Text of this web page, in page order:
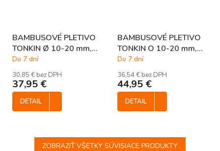
BAMBUSOVÉ PLETIVO
TONKIN Ø 10-20 mm,
š.180 x v.100 cm
Do 7 dní
30,85 € bez DPH
37,95 €
DETAIL
BAMBUSOVÉ PLETIVO
TONKIN O 10-20 mm,
180 x 120 cm
Do 7 dní
36,54 € bez DPH
44,95 €
DETAIL
ZOBRAZIŤ VŠETKY SÚVISIACE PRODUKTY